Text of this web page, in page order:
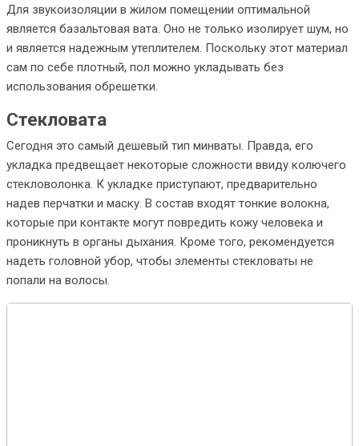
Для звукоизоляции в жилом помещении оптимальной
является базальтовая вата. Оно не только изолирует шум, но
и является надежным утеплителем. Поскольку этот материал
сам по себе плотный, пол можно укладывать без
использования обрешетки.
Стекловата
Сегодня это самый дешевый тип минваты. Правда, его
укладка предвещает некоторые сложности ввиду колючего
стекловолонка. К укладке приступают, предварительно
надев перчатки и маску. В состав входят тонкие волокна,
которые при контакте могут повредить кожу человека и
проникнуть в органы дыхания. Кроме того, рекомендуется
надеть головной убор, чтобы элементы стекловаты не
попали на волосы.